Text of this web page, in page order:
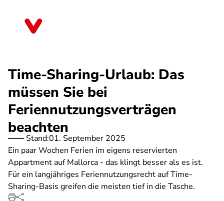
Time-Sharing-Urlaub: Das
müssen Sie bei
Feriennutzungsverträgen
beachten
Stand:01. September 2025
Ein paar Wochen Ferien im eigens reservierten
Appartment auf Mallorca - das klingt besser als es ist.
Für ein langjähriges Feriennutzungsrecht auf Time-
Sharing-Basis greifen die meisten tief in die Tasche.